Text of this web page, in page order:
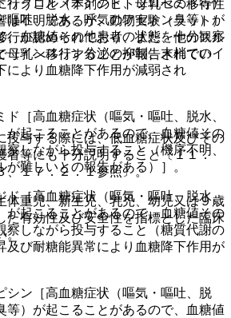
行うこと（本剤のヒト母乳への移行性
は不明であるが、動物実験（ラット）
行が認められており、また、他のスル
母乳へ移行することが報告されてい
与する際には、低血糖症状及びその
者等にも十分説明すること〔１１．
、１７．２．１参照〕。
重児、新生児、乳児、幼児又は９歳
た有効性及び安全性を指標とした臨床
。
嘔吐、脱水、呼気のアセトン臭等）が
、血糖値その他患者の状態を十分観察
（インスリン分泌の抑制、末梢でのイ
により血糖降下作用が減弱され
［高血糖症状（嘔気・嘔吐、脱水、
が起こることがあるので、血糖値その
しながら投与すること（機序不明、
が難しいとの報告がある）］。
［高血糖症状（嘔気・嘔吐、脱水、
が起こることがあるので、血糖値その
察しながら投与すること（糖質代謝の
及び耐糖能異常により血糖降下作用が
ン［高血糖症状（嘔気・嘔吐、脱
等）が起こることがあるので、血糖値